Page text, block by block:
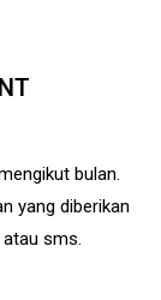
bulan.
yang diberikan
atau sms.